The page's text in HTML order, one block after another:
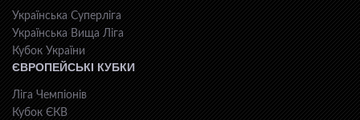
Українська Суперліга
Українська Вища Ліга
Кубок України
ЄВРОПЕЙСЬКІ КУБКИ
Ліга Чемпіонів
Кубок ЄКВ